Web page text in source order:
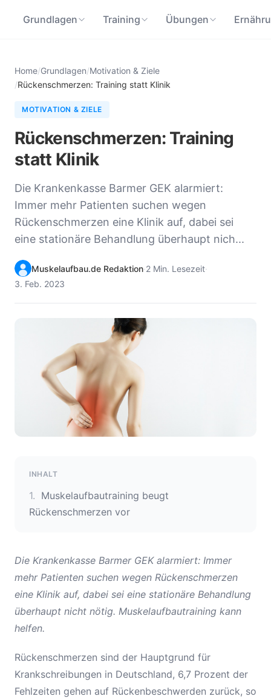
Grundlagen Training Übungen
Home/Grundlagen/Motivation & Ziele
/Rückenschmerzen: Training statt Klinik
MOTIVATION & ZIELE
Rückenschmerzen: Training
statt Klinik
Die Krankenkasse Barmer GEK alarmiert:
Immer mehr Patienten suchen wegen
Rückenschmerzen eine Klinik auf, dabei sei
eine stationäre Behandlung überhaupt nich...
Muskelaufbau.de Redaktion·2 Min. Lesezeit·
3. Feb. 2023
INHALT
Muskelaufbautraining beugt
Rückenschmerzen vor
Die Krankenkasse Barmer GEK alarmiert: Immer
mehr Patienten suchen wegen Rückenschmerzen
eine Klinik auf, dabei sei eine stationäre Behandlung
überhaupt nicht nötig. Muskelaufbautraining kann
helfen.
Rückenschmerzen sind der Hauptgrund für
Krankschreibungen in Deutschland, 6,7 Prozent der
Fehlzeiten gehen auf Rückenbeschwerden zurück, so